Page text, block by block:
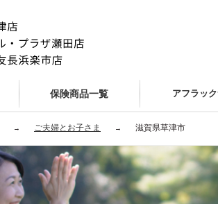
保険商品一覧 アフラッ
ご夫婦とお子さま 滋賀県草津市